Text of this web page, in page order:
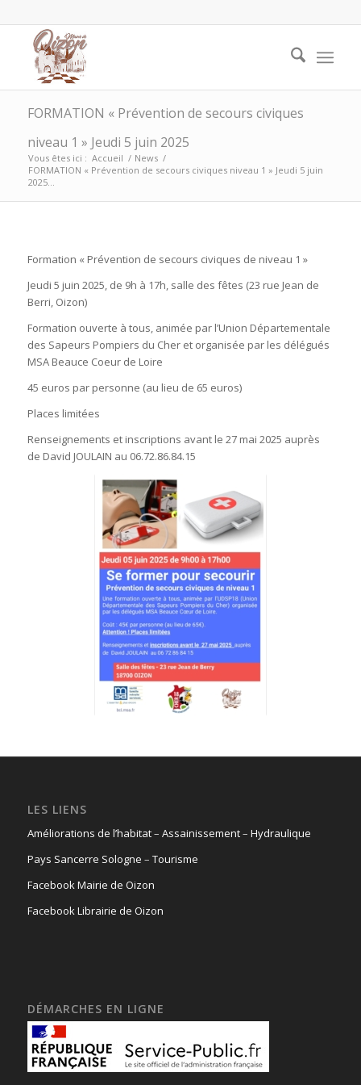
FORMATION « Prévention de secours civiques
niveau 1 » Jeudi 5 juin 2025
Vous êtes ici : Accueil / News /
FORMATION « Prévention de secours civiques niveau 1 » Jeudi 5 juin
2025...
Formation « Prévention de secours civiques de niveau 1 »
Jeudi 5 juin 2025, de 9h à 17h, salle des fêtes (23 rue Jean de
Berri, Oizon)
Formation ouverte à tous, animée par l’Union Départementale
des Sapeurs Pompiers du Cher et organisée par les délégués
MSA Beauce Coeur de Loire
45 euros par personne (au lieu de 65 euros)
Places limitées
Renseignements et inscriptions avant le 27 mai 2025 auprès
de David JOULAIN au 06.72.86.84.15
LES LIENS
Améliorations de l’habitat– Assainissement– Hydraulique
Pays Sancerre Sologne – Tourisme
Facebook Mairie de Oizon
Facebook Librairie de Oizon
DÉMARCHES EN LIGNE